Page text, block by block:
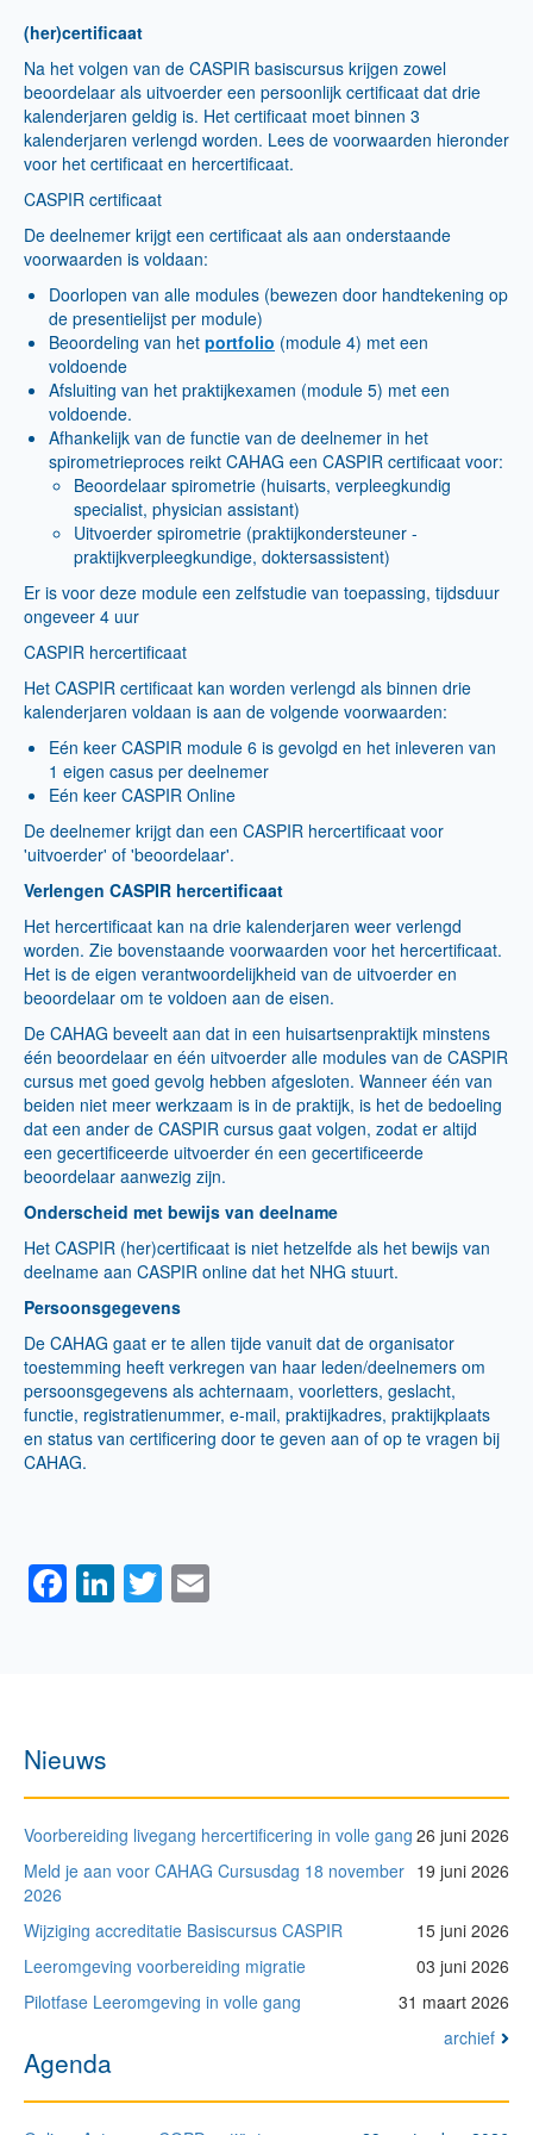
(her)certificaat
Na het volgen van de CASPIR basiscursus krijgen zowel
beoordelaar als uitvoerder een persoonlijk certificaat dat drie
kalenderjaren geldig is. Het certificaat moet binnen 3
kalenderjaren verlengd worden. Lees de voorwaarden hieronder
voor het certificaat en hercertificaat.
CASPIR certificaat
De deelnemer krijgt een certificaat als aan onderstaande
voorwaarden is voldaan:
Doorlopen van alle modules (bewezen door handtekening op
de presentielijst per module)
Beoordeling van het portfolio (module 4) met een
voldoende
Afsluiting van het praktijkexamen (module 5) met een
voldoende.
Afhankelijk van de functie van de deelnemer in het
spirometrieproces reikt CAHAG een CASPIR certificaat voor:
Beoordelaar spirometrie (huisarts, verpleegkundig
specialist, physician assistant)
Uitvoerder spirometrie (praktijkondersteuner -
praktijkverpleegkundige, doktersassistent)
Er is voor deze module een zelfstudie van toepassing, tijdsduur
ongeveer 4 uur
CASPIR hercertificaat
Het CASPIR certificaat kan worden verlengd als binnen drie
kalenderjaren voldaan is aan de volgende voorwaarden:
Eén keer CASPIR module 6 is gevolgd en het inleveren van
1 eigen casus per deelnemer
Eén keer CASPIR Online
De deelnemer krijgt dan een CASPIR hercertificaat voor
'uitvoerder' of 'beoordelaar'.
Verlengen CASPIR hercertificaat
Het hercertificaat kan na drie kalenderjaren weer verlengd
worden. Zie bovenstaande voorwaarden voor het hercertificaat.
Het is de eigen verantwoordelijkheid van de uitvoerder en
beoordelaar om te voldoen aan de eisen.
De CAHAG beveelt aan dat in een huisartsenpraktijk minstens
één beoordelaar en één uitvoerder alle modules van de CASPIR
cursus met goed gevolg hebben afgesloten. Wanneer één van
beiden niet meer werkzaam is in de praktijk, is het de bedoeling
dat een ander de CASPIR cursus gaat volgen, zodat er altijd
een gecertificeerde uitvoerder én een gecertificeerde
beoordelaar aanwezig zijn.
Onderscheid met bewijs van deelname
Het CASPIR (her)certificaat is niet hetzelfde als het bewijs van
deelname aan CASPIR online dat het NHG stuurt.
Persoonsgegevens
De CAHAG gaat er te allen tijde vanuit dat de organisator
toestemming heeft verkregen van haar leden/deelnemers om
persoonsgegevens als achternaam, voorletters, geslacht,
functie, registratienummer, e-mail, praktijkadres, praktijkplaats
en status van certificering door te geven aan of op te vragen bij
CAHAG.
Facebook
LinkedIn
Twitter
Nieuws
Voorbereiding livegang hercertificering in volle gang 26 juni 2026
Meld je aan voor CAHAG Cursusdag 18 november
2026
19 juni 2026
Wijziging accreditatie Basiscursus CASPIR
15 juni 2026
Leeromgeving voorbereiding migratie
03 juni 2026
Pilotfase Leeromgeving in volle gang
31 maart 2026
archief
Agenda